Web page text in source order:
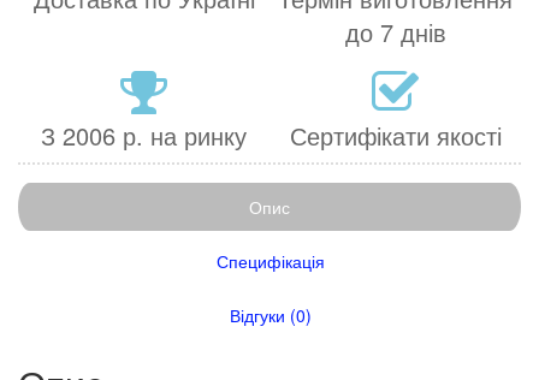
до 7 днів
З 2006 р. на ринку Сертифікати якості
Опис
Специфікація
Відгуки (0)